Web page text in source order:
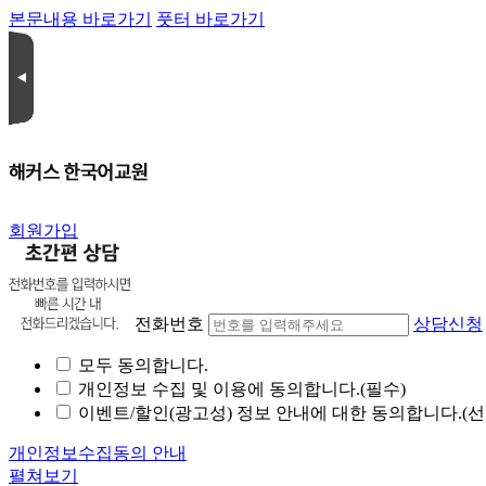
본문내용 바로가기 풋터 바로가기
회원가입
전화번호 상담신청
모두 동의합니다.
개인정보 수집 및 이용에 동의합니다.(필수)
이벤트/할인(광고성) 정보 안내에 대한 동의합니다.(
개인정보수집동의 안내
펼쳐보기